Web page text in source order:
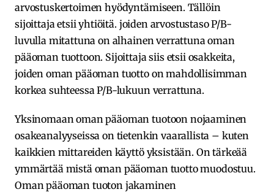
arvostuskertoimen hyödyntämiseen. Tällöin
sijoittaja etsii yhtiöitä. joiden arvostustaso P/B-
luvulla mitattuna on alhainen verrattuna oman
pääoman tuottoon. Sijoittaja siis etsii osakkeita,
joiden oman pääoman tuotto on mahdollisimman
korkea suhteessa P/B-lukuun verrattuna.
Yksinomaan oman pääoman tuotoon nojaaminen
osakeanalyyseissa on tietenkin vaarallista – kuten
kaikkien mittareiden käyttö yksistään. On tärkeää
ymmärtää mistä oman pääoman tuotto muodostuu.
Oman pääoman tuoton jakaminen